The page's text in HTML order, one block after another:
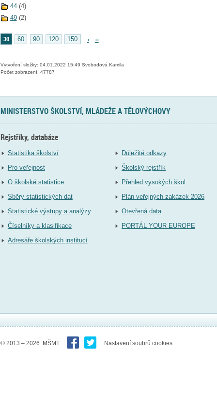
44 (4)
49 (2)
30 60 90 120 150 › ››
Vytvoření složky: 04.01.2022 15:49 Svobodová Kamila
Počet zobrazení: 47787
MINISTERSTVO ŠKOLSTVÍ, MLÁDEŽE A TĚLOVÝCHOVY
Rejstříky, databáze
Statistika školství
Pro veřejnost
O školské statistice
Sběry statistických dat
Statistické výstupy a analýzy
Číselníky a klasifikace
Adresáře školských institucí
Důležité odkazy
Školský rejstřík
Přehled vysokých škol
Plán veřejných zakázek 2026
Otevřená data
PORTÁL YOUR EUROPE
© 2013 – 2026 MŠMT Nastavení soubrů cookies